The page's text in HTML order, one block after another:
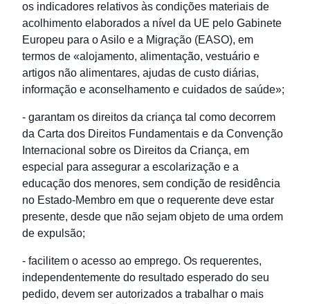
os indicadores relativos às condições materiais de
acolhimento elaborados a nível da UE pelo Gabinete
Europeu para o Asilo e a Migração (EASO), em
termos de «alojamento, alimentação, vestuário e
artigos não alimentares, ajudas de custo diárias,
informação e aconselhamento e cuidados de saúde»;
- garantam os direitos da criança tal como decorrem
da Carta dos Direitos Fundamentais e da Convenção
Internacional sobre os Direitos da Criança, em
especial para assegurar a escolarização e a
educação dos menores, sem condição de residência
no Estado-Membro em que o requerente deve estar
presente, desde que não sejam objeto de uma ordem
de expulsão;
- facilitem o acesso ao emprego. Os requerentes,
independentemente do resultado esperado do seu
pedido, devem ser autorizados a trabalhar o mais